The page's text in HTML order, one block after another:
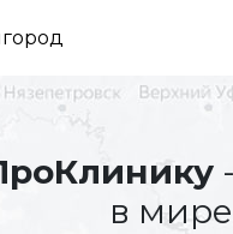
в